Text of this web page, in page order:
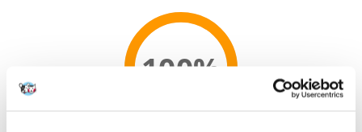
100%